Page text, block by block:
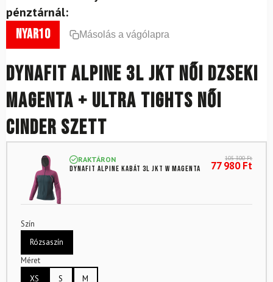
pénztárnál:
nyar10 Másolás a vágólapra
DYNAFIT Alpine 3L JKT női dzseki
magenta + Ultra Tights női
Cinder szett
RAKTÁRON
DYNAFIT Alpine kabát 3L JKT W Magenta
105 300Ft
77 980Ft
Szín
Rózsaszín
Méret
XS
S M